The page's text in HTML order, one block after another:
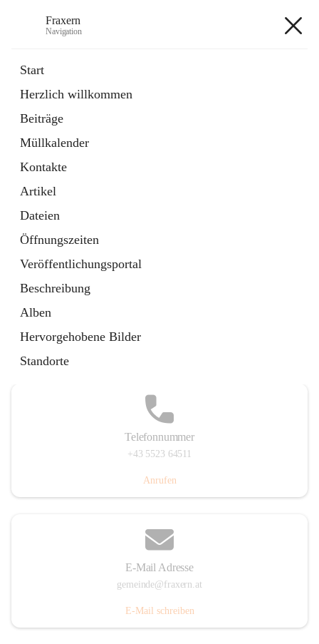
Fraxern
Navigation
Start
Herzlich willkommen
Beiträge
Müllkalender
Kontakte
Artikel
Dateien
Öffnungszeiten
Veröffentlichungsportal
Beschreibung
Alben
Hervorgehobene Bilder
Standorte
Ordner
in
Tab
Formulare
Artikel
öffnet
in
neuem
Tab
Telefonnummer
+43 5523 64511
Anrufen
E-Mail Adresse
gemeinde@fraxern.at
E-Mail schreiben